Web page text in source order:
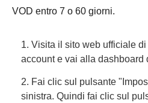
VOD entro 7 o 60 giorni.
1. Visita il sito web ufficiale
account e vai alla dashboard
2. Fai clic sul pulsante
sinistra. Quindi fai clic sul